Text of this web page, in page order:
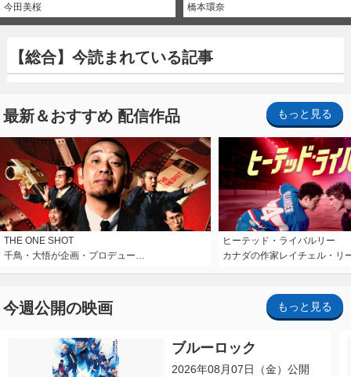
今田美桜 橋本環奈
【総合】今読まれている記事
最新＆おすすめ 配信作品 もっと見る
THE ONE SHOT
千鳥・大悟が企画・プロデュー…
ヒーテッド・ライバルリー
カナダの作家レイチェル・リ
今週公開の映画 もっと見る
ブルーロック
2026年08月07日（金）公開